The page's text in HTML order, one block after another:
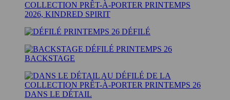
COLLECTION PRÊT-À-PORTER PRINTEMPS
2026, KINDRED SPIRIT
DÉFILÉ
BACKSTAGE
DANS LE DÉTAIL